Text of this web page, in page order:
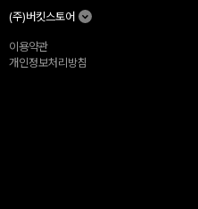
(주)버킷스토어
이용약관
개인정보처리방침